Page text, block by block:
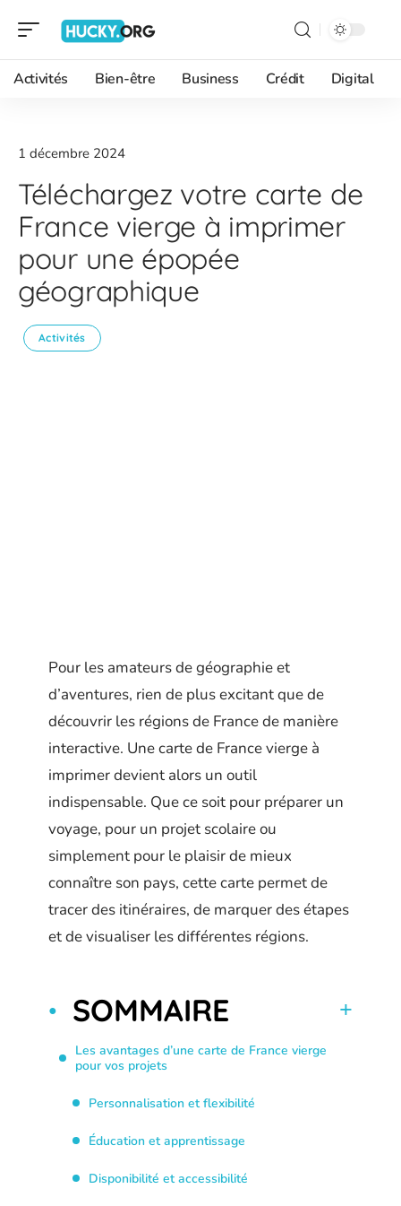
Activités Bien-être Business Crédit Digital
1 décembre 2024
Téléchargez votre carte de
France vierge à imprimer
pour une épopée
géographique
Activités
Pour les amateurs de géographie et
d’aventures, rien de plus excitant que de
découvrir les régions de France de manière
interactive. Une carte de France vierge à
imprimer devient alors un outil
indispensable. Que ce soit pour préparer un
voyage, pour un projet scolaire ou
simplement pour le plaisir de mieux
connaître son pays, cette carte permet de
tracer des itinéraires, de marquer des étapes
et de visualiser les différentes régions.
SOMMAIRE
Les avantages d’une carte de France vierge
pour vos projets
Personnalisation et flexibilité
Éducation et apprentissage
Disponibilité et accessibilité